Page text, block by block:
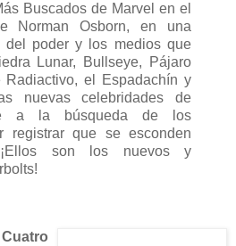
Buscados de Marvel en el
Norman Osborn, en una
del poder y los medios que
Lunar, Bullseye, Pájaro
Radiactivo, el Espadachín y
nuevas celebridades de
a la búsqueda de los
registrar que se esconden
son los nuevos y